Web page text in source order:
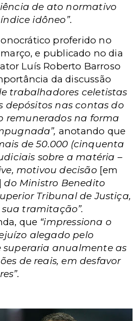
de ato normativo
idôneo”.
proferido no
e publicado no dia
Luís Roberto Barroso
da discussão
trabalhadores celetistas
depósitos nas contas do
remunerados na forma
anotando que
de 50.000 (cinquenta
sobre a matéria –
motivou decisão [em
do Ministro Benedito
Tribunal de Justiça,
tramitação”.
que “impressiona o
alegado pelo
superaria anualmente as
de reais, em desfavor
.